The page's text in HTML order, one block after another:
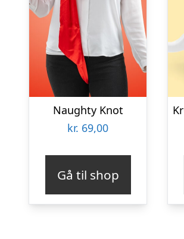
Naughty Knot
kr. 69,00
Gå til shop